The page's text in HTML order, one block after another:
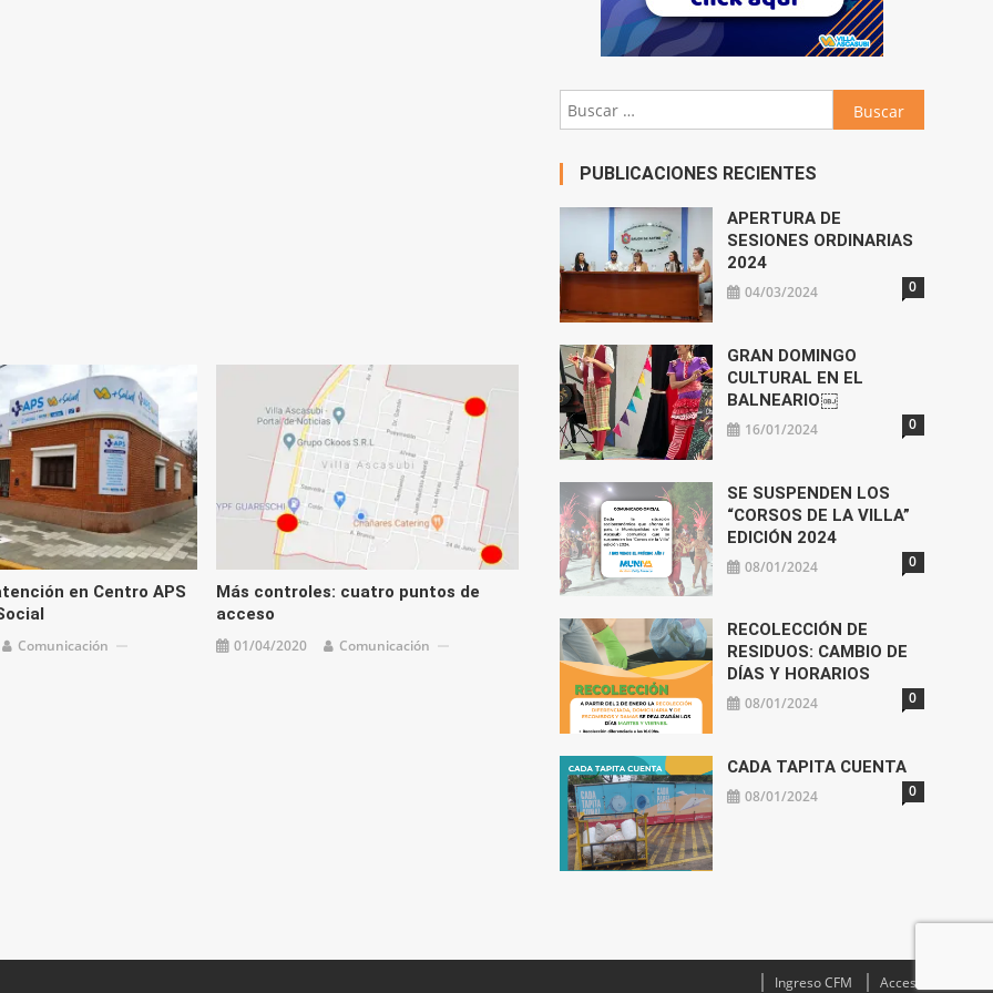
en Centro APS
Comunicación
Más controles: cuatro puntos de
acceso
01/04/2020 Comunicación
Buscar:
PUBLICACIONES RECIENTES
APERTURA DE
SESIONES ORDINARIAS
2024
04/03/2024 0
GRAN DOMINGO
CULTURAL EN EL
BALNEARIO￼
16/01/2024 0
SE SUSPENDEN LOS
“CORSOS DE LA VILLA”
EDICIÓN 2024
08/01/2024 0
RECOLECCIÓN DE
RESIDUOS: CAMBIO DE
DÍAS Y HORARIOS
08/01/2024 0
CADA TAPITA CUENTA
08/01/2024 0
Ingreso CFM Acceso